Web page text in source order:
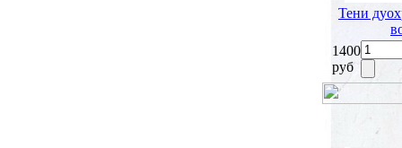
Тени
1400
руб